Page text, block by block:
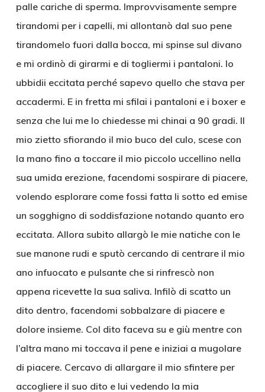
palle cariche di sperma. Improvvisamente sempre
tirandomi per i capelli, mi allontanò dal suo pene
tirandomelo fuori dalla bocca, mi spinse sul divano
e mi ordinò di girarmi e di togliermi i pantaloni. Io
ubbidii eccitata perché sapevo quello che stava per
accadermi. E in fretta mi sfilai i pantaloni e i boxer e
senza che lui me lo chiedesse mi chinai a 90 gradi. Il
mio zietto sfiorando il mio buco del culo, scese con
la mano fino a toccare il mio piccolo uccellino nella
sua umida erezione, facendomi sospirare di piacere,
volendo esplorare come fossi fatta li sotto ed emise
un sogghigno di soddisfazione notando quanto ero
eccitata. Allora subito allargò le mie natiche con le
sue manone rudi e sputò cercando di centrare il mio
ano infuocato e pulsante che si rinfrescò non
appena ricevette la sua saliva. Infilò di scatto un
dito dentro, facendomi sobbalzare di piacere e
dolore insieme. Col dito faceva su e giù mentre con
l’altra mano mi toccava il pene e iniziai a mugolare
di piacere. Cercavo di allargare il mio sfintere per
accogliere il suo dito e lui vedendo la mia